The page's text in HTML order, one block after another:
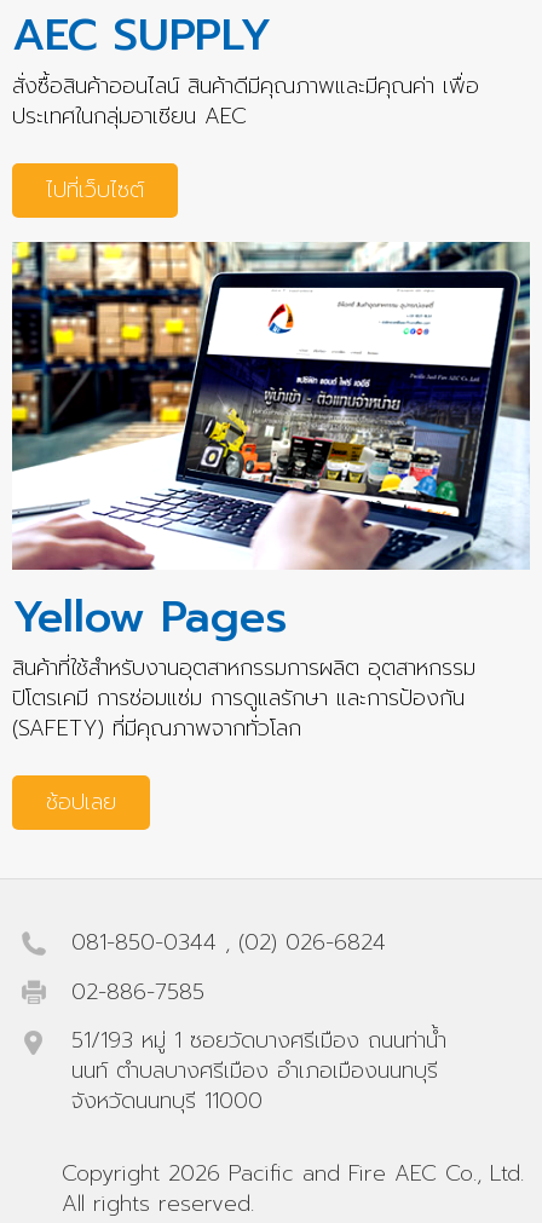
AEC SUPPLY
สั่งซื้อสินค้าออนไลน์ สินค้าดีมีคุณภาพและมีคุณค่า เพื่อ
ประเทศในกลุ่มอาเซียน AEC
ไปที่เว็บไซต์
Yellow Pages
สินค้าที่ใช้สำหรับงานอุตสาหกรรมการผลิต อุตสาหกรรม
ปิโตรเคมี การซ่อมแซ่ม การดูแลรักษา และการป้องกัน
(SAFETY) ที่มีคุณภาพจากทั่วโลก
ช้อปเลย
081-850-0344 , (02) 026-6824
02-886-7585
51/193 หมู่ 1 ซอยวัดบางศรีเมือง ถนนท่าน้ำ
นนท์ ตำบลบางศรีเมือง อำเภอเมืองนนทบุรี
จังหวัดนนทบุรี 11000
Copyright 2026 Pacific and Fire AEC Co., Ltd.
All rights reserved.